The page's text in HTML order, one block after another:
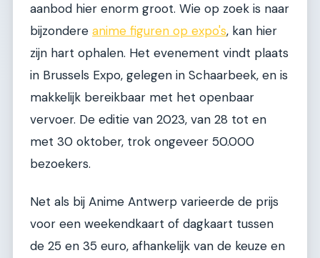
aanbod hier enorm groot. Wie op zoek is naar
bijzondere anime figuren op expo's, kan hier
zijn hart ophalen. Het evenement vindt plaats
in Brussels Expo, gelegen in Schaarbeek, en is
makkelijk bereikbaar met het openbaar
vervoer. De editie van 2023, van 28 tot en
met 30 oktober, trok ongeveer 50.000
bezoekers.
Net als bij Anime Antwerp varieerde de prijs
voor een weekendkaart of dagkaart tussen
de 25 en 35 euro, afhankelijk van de keuze en